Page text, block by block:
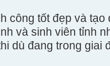
công tốt đẹp và
và sinh viên tỉnh
dù đang trong giai